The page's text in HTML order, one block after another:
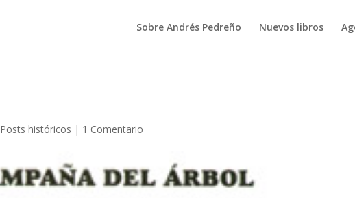
Sobre Andrés Pedreño Nuevos libros
Posts históricos | 1 Comentario